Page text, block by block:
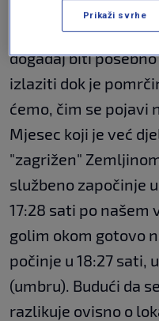
Za promatrače u
događaj biti
izlaziti dok je
ćemo, čim se pojavi
Mjesec koji je već
"zagrižen"
službeno započinje
17:28 sati po našem
golim okom gotovo
počinje u 18:27 sati,
(umbru). Budući da
razlikuje ovisno o
Prikaži svrhe